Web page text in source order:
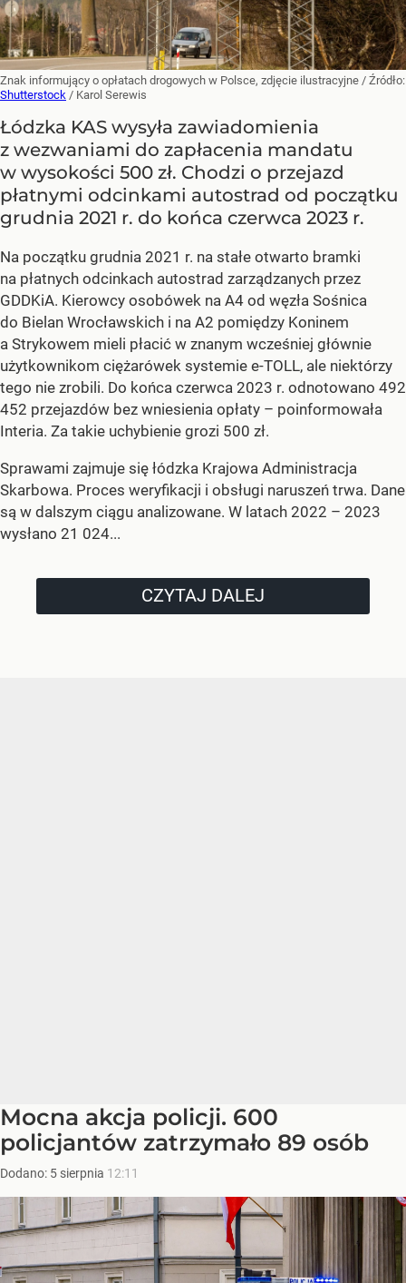
Znak informujący o opłatach drogowych w Polsce, zdjęcie ilustracyjne / Źródło:
Shutterstock / Karol Serewis
Łódzka KAS wysyła zawiadomienia
z wezwaniami do zapłacenia mandatu
w wysokości 500 zł. Chodzi o przejazd
płatnymi odcinkami autostrad od początku
grudnia 2021 r. do końca czerwca 2023 r.
Na początku grudnia 2021 r. na stałe otwarto bramki
na płatnych odcinkach autostrad zarządzanych przez
GDDKiA. Kierowcy osobówek na A4 od węzła Sośnica
do Bielan Wrocławskich i na A2 pomiędzy Koninem
a Strykowem mieli płacić w znanym wcześniej głównie
użytkownikom ciężarówek systemie e-TOLL, ale niektórzy
tego nie zrobili. Do końca czerwca 2023 r. odnotowano 492
452 przejazdów bez wniesienia opłaty – poinformowała
Interia. Za takie uchybienie grozi 500 zł.
Sprawami zajmuje się łódzka Krajowa Administracja
Skarbowa. Proces weryfikacji i obsługi naruszeń trwa. Dane
są w dalszym ciągu analizowane. W latach 2022 – 2023
wysłano 21 024...
CZYTAJ DALEJ
Mocna akcja policji. 600
policjantów zatrzymało 89 osób
Dodano: 5 sierpnia 12:11